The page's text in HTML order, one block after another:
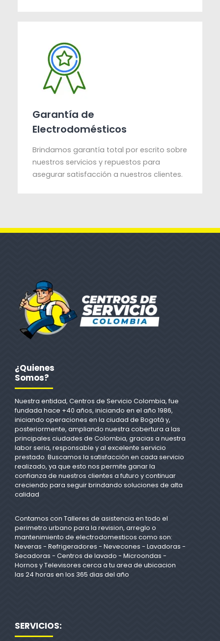
Garantía de
Electrodomésticos
Brindamos garantía total por escrito sobre
nuestros servicios y repuestos para
asegurar satisfacción a nuestros clientes.
¿Quienes
Somos?
Nuestra entidad, Centros de Servicio Colombia, fue
fundada hace +40 años, iniciando en el año 1986,
iniciando operaciones en la ciudad de Bogotá y,
posteriormente, ampliando nuestra cobertura a las
principales ciudades de Colombia, gracias a nuestra
labor seria, responsable y al excelente servicio
prestado. Buscamos la satisfacción en cada servicio
realizado, ya que esto nos permite ganar la
confianza de nuestros clientes a futuro y continuar
creciendo para seguir brindando soluciones de alta
calidad
Contamos con Talleres de asistencia en todo el
perimetro urbano para la revision, arreglo o
mantenimiento de electrodomesticos como son:
Neveras - Refrigeradores - Nevecones - Lavadoras -
Secadoras - Centros de lavado - Microondas -
Hornos y Televisores cerca a tu area de ubicacion
las 24 horas en los 365 dias del año
SERVICIOS: